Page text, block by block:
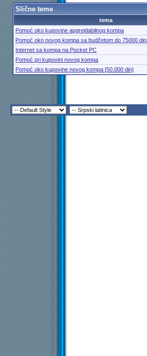
Slične teme
tema
Pomoć oko kupovine apgrejdabilnog kompa
Pomoć oko novog kompa sa budžetom do 75000 din.
Internet sa kompa na Pocket PC
Pomoć pri kupovini novog kompa
Pomoć oko kupovine novog kompa [50.000 din]